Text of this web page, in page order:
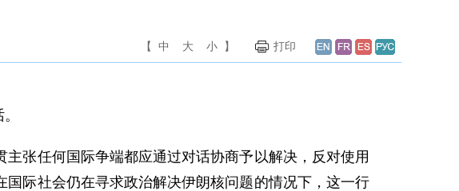
【 中 大 小 】 打印
张任何国际争端都应通过对话协商予以解决，反对使用
际社会仍在寻求政治解决伊朗核问题的情况下，这一行